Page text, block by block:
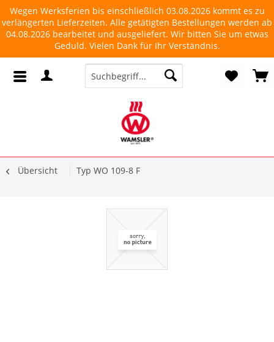
Wegen Werksferien bis einschließlich 03.08.2026 kommt es zu
verlängerten Lieferzeiten. Alle getätigten Bestellungen werden ab
04.08.2026 bearbeitet und ausgeliefert. Wir bitten Sie um etwas
Geduld. Vielen Dank für Ihr Verständnis.
Übersicht Typ WO 109-8 F